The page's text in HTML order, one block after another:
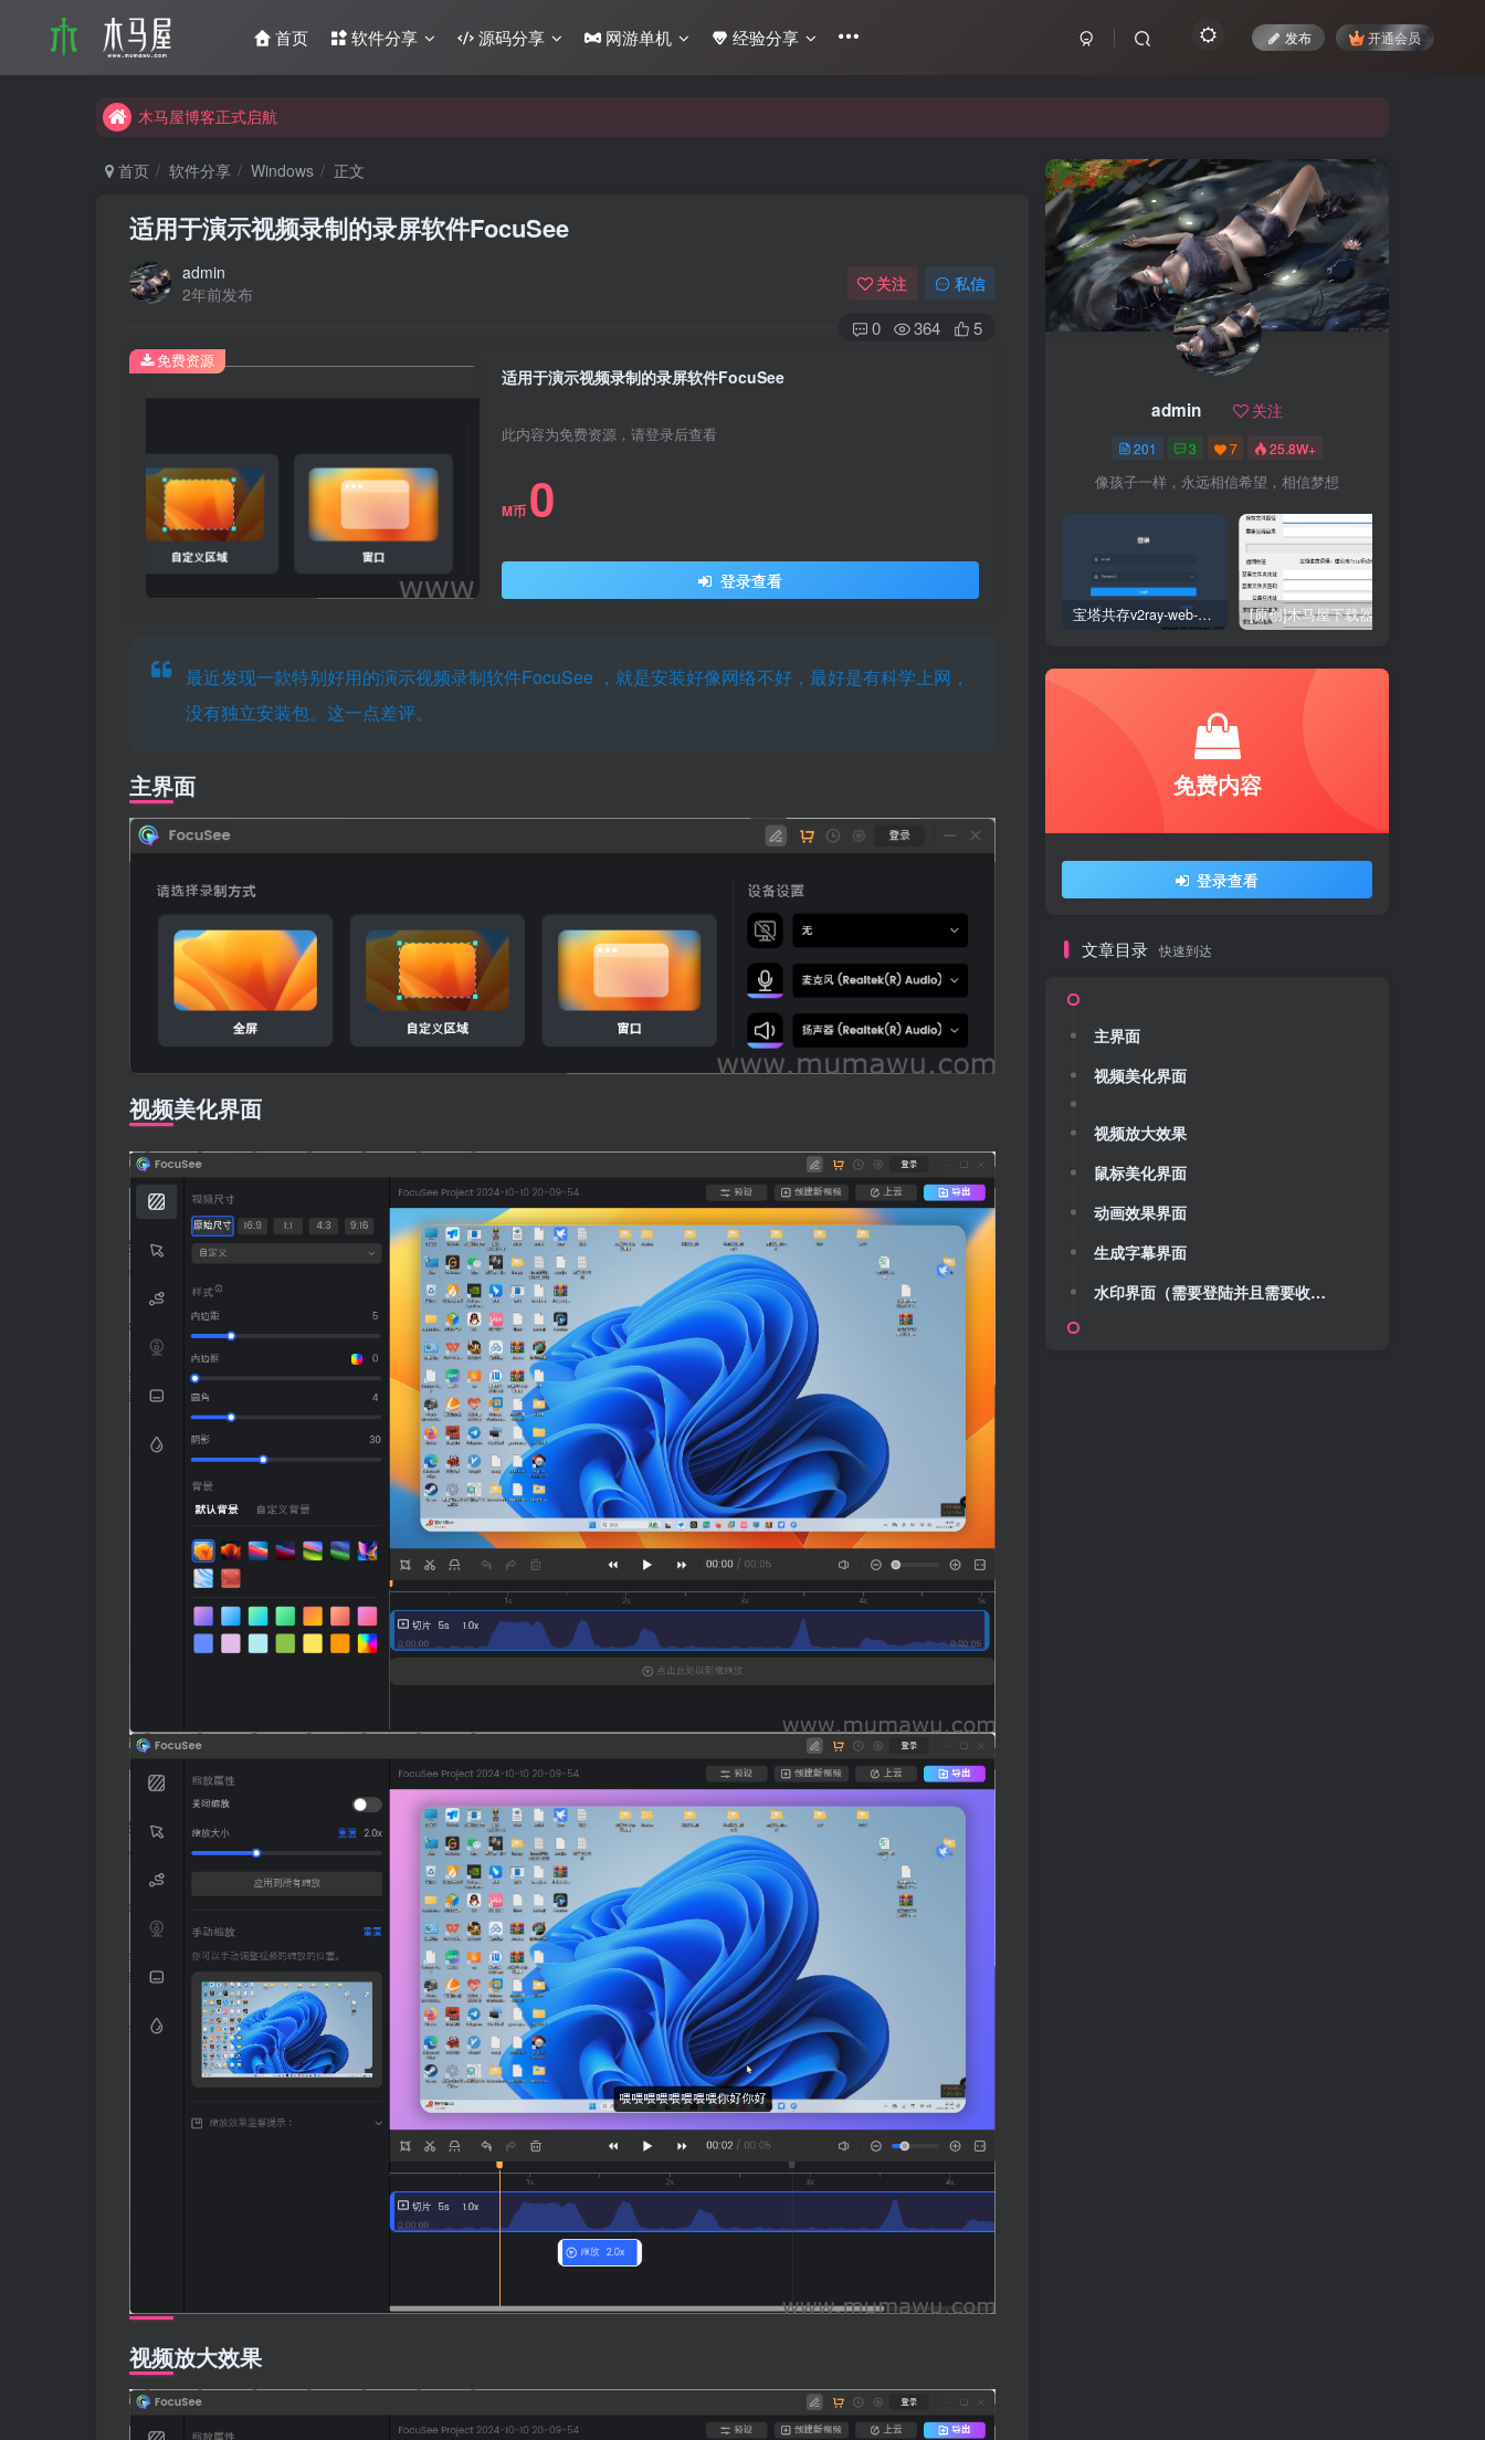
首页 软件分享 源码分享 网游单机 经验分享 发布 开通会员
互联网分享精神
木马屋博客正式启航
首页 软件分享 Windows 正文
适用于演示视频录制的录屏软件FocuSee
admin
2年前发布
关注 私信
0 364 5
适用于演示视频录制的录屏软件FocuSee
此内容为免费资源，请登录后查看
M币 0
登录查看
免费资源
最近发现一款特别好用的演示视频录制软件FocuSee ，就是安装好像网络不好，最好是有科学上网，
没有独立安装包。这一点差评。
主界面
视频美化界面
视频放大效果
admin 关注
201 3 7 25.8W+
像孩子一样，永远相信希望，相信梦想
宝塔共存v2ray-web-manager [原创]木马屋下载器
免费内容
登录查看
文章目录 快速到达
主界面
视频美化界面
视频放大效果
鼠标美化界面
动画效果界面
生成字幕界面
水印界面（需要登陆并且需要收费升级专业版）